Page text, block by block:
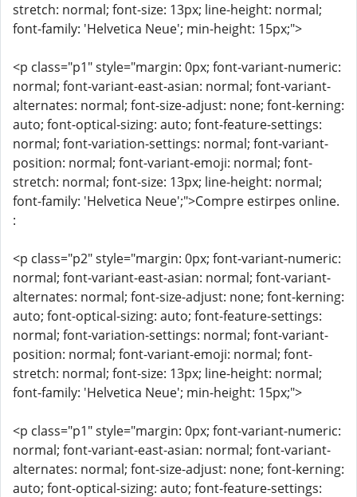
stretch: normal; font-size: 13px; line-height: normal;
font-family: 'Helvetica Neue'; min-height: 15px;">
<p class="p1" style="margin: 0px; font-variant-numeric:
normal; font-variant-east-asian: normal; font-variant-
alternates: normal; font-size-adjust: none; font-kerning:
auto; font-optical-sizing: auto; font-feature-settings:
normal; font-variation-settings: normal; font-variant-
position: normal; font-variant-emoji: normal; font-
stretch: normal; font-size: 13px; line-height: normal;
font-family: 'Helvetica Neue';">Compre estirpes online.
:
<p class="p2" style="margin: 0px; font-variant-numeric:
normal; font-variant-east-asian: normal; font-variant-
alternates: normal; font-size-adjust: none; font-kerning:
auto; font-optical-sizing: auto; font-feature-settings:
normal; font-variation-settings: normal; font-variant-
position: normal; font-variant-emoji: normal; font-
stretch: normal; font-size: 13px; line-height: normal;
font-family: 'Helvetica Neue'; min-height: 15px;">
<p class="p1" style="margin: 0px; font-variant-numeric:
normal; font-variant-east-asian: normal; font-variant-
alternates: normal; font-size-adjust: none; font-kerning:
auto; font-optical-sizing: auto; font-feature-settings: